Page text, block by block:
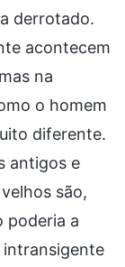
derrotado.
acontecem
na
o homem
diferente.
antigos e
são,
poderia a
intransigente